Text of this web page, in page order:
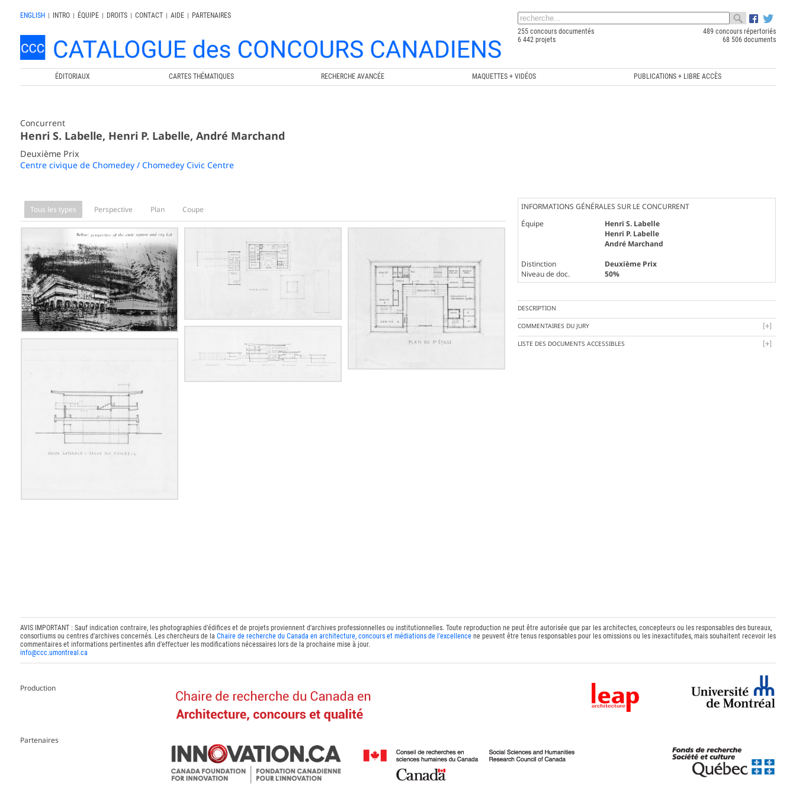
ENGLISH | INTRO | ÉQUIPE | DROITS | CONTACT | AIDE |
PARTENAIRES
255 concours documentés
489 concours répertoriés
6 442 projets
68 506 documents
ÉDITORIAUX CARTES THÉMATIQUES RECHERCHE AVANCÉE MAQUETTES + VIDÉOS PUBLICATIONS + LIBRE ACCÈS
Concurrent
Henri S. Labelle, Henri P. Labelle, André Marchand
Deuxième Prix
Centre civique de Chomedey / Chomedey Civic Centre
Tous les types Perspective Plan Coupe
INFORMATIONS GÉNÉRALES SUR LE CONCURRENT
Équipe
Henri S. Labelle
Henri P. Labelle
André Marchand
Distinction
Deuxième Prix
Niveau de doc.
50%
DESCRIPTION
COMMENTAIRES DU JURY
LISTE DES DOCUMENTS ACCESSIBLES
AVIS IMPORTANT : Sauf indication contraire, les photographies d'édifices et de projets proviennent d'archives professionnelles ou institutionnelles. Toute reproduction ne peut être autorisée que par les architectes, concepteurs ou les responsables des bureaux,
consortiums ou centres d'archives concernés. Les chercheurs de la Chaire de recherche du Canada en architecture, concours et médiations de l'excellencene peuvent être tenus responsables pour les omissions ou les inexactitudes, mais souhaitent recevoir les
commentaires et informations pertinentes afin d'effectuer les modifications nécessaires lors de la prochaine mise à jour.
info@ccc.umontreal.ca
Production
Partenaires